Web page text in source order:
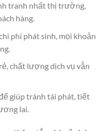
tranh nhất thị trường,
hàng.
phí phát sinh, mọi khoản
chất lượng dịch vụ vẫn
giúp tránh tái phát, tiết
lai.